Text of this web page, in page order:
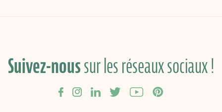
Suivez-noussur les réseaux sociaux !